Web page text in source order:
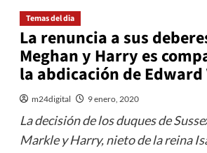
Temas del dia
La renuncia a sus
Meghan y Harry es
la abdicación de Edward
m24digital 9 enero, 2020
La decisión de los duques de
Markle y Harry, nieto de la reina